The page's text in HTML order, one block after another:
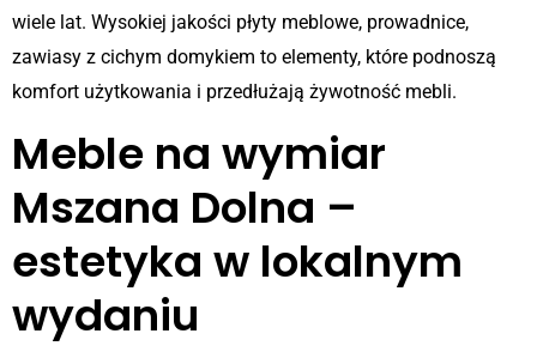
wiele lat. Wysokiej jakości płyty meblowe, prowadnice,
zawiasy z cichym domykiem to elementy, które podnoszą
komfort użytkowania i przedłużają żywotność mebli.
Meble na wymiar
Mszana Dolna –
estetyka w lokalnym
wydaniu